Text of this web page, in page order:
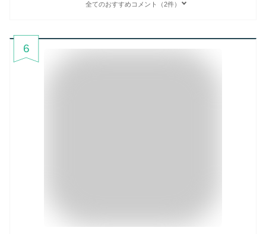
全てのおすすめコメント（2件）
6